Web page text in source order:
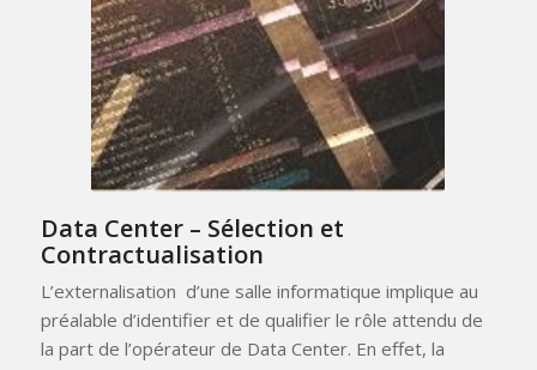
Data Center – Sélection et
Contractualisation
L’externalisation d’une salle informatique implique au
préalable d’identifier et de qualifier le rôle attendu de
la part de l’opérateur de Data Center. En effet, la